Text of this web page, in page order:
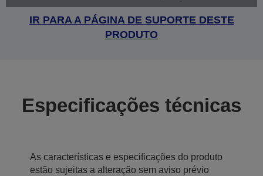
IR PARA A PÁGINA DE SUPORTE DESTE
PRODUTO
Especificações técnicas
As características e especificações do produto
estão sujeitas a alteração sem aviso prévio